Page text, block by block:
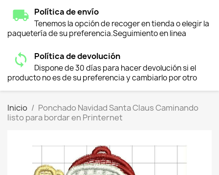
Política de envío
Tenemos la opción de recoger en tienda o elegir la
paquetería de su preferencia.Seguimiento en linea
Política de devolución
Dispone de 30 días para hacer devolución si el
producto no es de su preferencia y cambiarlo por otro
Inicio
Ponchado Navidad Santa Claus Caminando
listo para bordar en Printernet